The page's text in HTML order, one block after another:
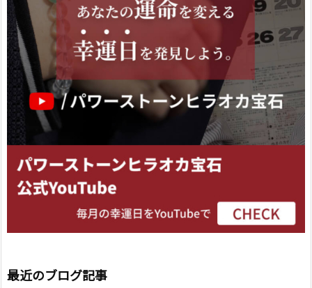
最近のブログ記事